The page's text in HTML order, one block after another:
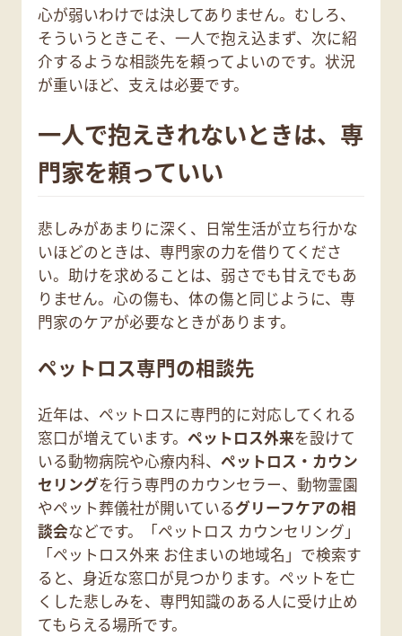
心が弱いわけでは決してありません。むしろ、
そういうときこそ、一人で抱え込まず、次に紹
介するような相談先を頼ってよいのです。状況
が重いほど、支えは必要です。
一人で抱えきれないときは、専
門家を頼っていい
悲しみがあまりに深く、日常生活が立ち行かな
いほどのときは、専門家の力を借りてくださ
い。助けを求めることは、弱さでも甘えでもあ
りません。心の傷も、体の傷と同じように、専
門家のケアが必要なときがあります。
ペットロス専門の相談先
近年は、ペットロスに専門的に対応してくれる
窓口が増えています。 ペットロス外来を設けて
いる動物病院や心療内科、 ペットロス・カウン
セリングを行う専門のカウンセラー、動物霊園
やペット葬儀社が開いているグリーフケアの相
談会などです。「ペットロス カウンセリング」
「ペットロス外来 お住まいの地域名」で検索す
ると、身近な窓口が見つかります。ペットを亡
くした悲しみを、専門知識のある人に受け止め
てもらえる場所です。